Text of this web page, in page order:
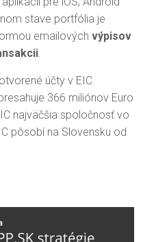
stave portfólia je
emailovýchvýpisov
účty v EIC.
366 miliónov Euro
najväčšia spoločnosť vo
pôsobí na Slovensku od